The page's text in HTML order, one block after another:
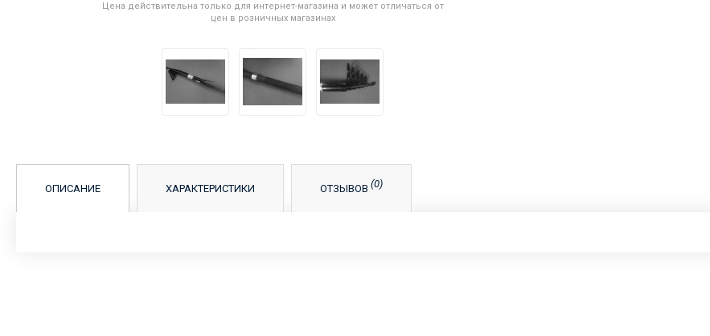
Цена действительна только для интернет-магазина и может отличаться от
цен в розничных магазинах
ОПИСАНИЕ ХАРАКТЕРИСТИКИ ОТЗЫВОВ (0)